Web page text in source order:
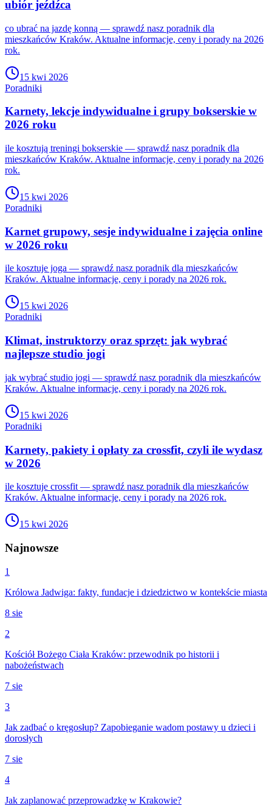
ubiór jeźdźca
co ubrać na jazdę konną — sprawdź nasz poradnik dla
mieszkańców Kraków. Aktualne informacje, ceny i porady na 2026
rok.
15 kwi 2026
Poradniki
Karnety, lekcje indywidualne i grupy bokserskie w
2026 roku
ile kosztują treningi bokserskie — sprawdź nasz poradnik dla
mieszkańców Kraków. Aktualne informacje, ceny i porady na 2026
rok.
15 kwi 2026
Poradniki
Karnet grupowy, sesje indywidualne i zajęcia online
w 2026 roku
ile kosztuje joga — sprawdź nasz poradnik dla mieszkańców
Kraków. Aktualne informacje, ceny i porady na 2026 rok.
15 kwi 2026
Poradniki
Klimat, instruktorzy oraz sprzęt: jak wybrać
najlepsze studio jogi
jak wybrać studio jogi — sprawdź nasz poradnik dla mieszkańców
Kraków. Aktualne informacje, ceny i porady na 2026 rok.
15 kwi 2026
Poradniki
Karnety, pakiety i opłaty za crossfit, czyli ile wydasz
w 2026
ile kosztuje crossfit — sprawdź nasz poradnik dla mieszkańców
Kraków. Aktualne informacje, ceny i porady na 2026 rok.
15 kwi 2026
Najnowsze
1
Królowa Jadwiga: fakty, fundacje i dziedzictwo w kontekście miasta
8 sie
2
Kościół Bożego Ciała Kraków: przewodnik po historii i
nabożeństwach
7 sie
3
Jak zadbać o kręgosłup? Zapobieganie wadom postawy u dzieci i
dorosłych
7 sie
4
Jak zaplanować przeprowadzkę w Krakowie?